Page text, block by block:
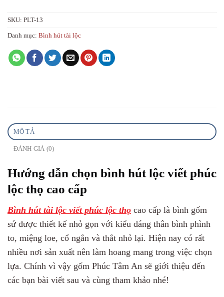
SKU: PLT-13
Danh mục: Bình hút tài lộc
MÔ TẢ
ĐÁNH GIÁ (0)
Hướng dẫn chọn bình hút lộc viết phúc
lộc thọ cao cấp
Bình hút tài lộc viết phúc lộc thọ cao cấp là bình gốm
sứ được thiết kế nhỏ gọn với kiểu dáng thân bình phình
to, miệng loe, cổ ngắn và thắt nhỏ lại. Hiện nay có rất
nhiều nơi sản xuất nên làm hoang mang trong việc chọn
lựa. Chính vì vậy gốm Phúc Tâm An sẽ giới thiệu đến
các bạn bài viết sau và cùng tham khảo nhé!